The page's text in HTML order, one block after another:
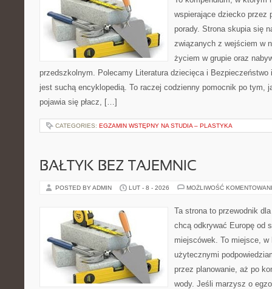
wspierające dziecko przez
porady. Strona skupia się
związanych z wejściem w
życiem w grupie oraz
przedszkolnym. Polecamy Literatura dziecięca i Bezpieczeństwo
jest suchą encyklopedią. To raczej codzienny pomocnik po tym,
pojawia się płacz, […]
CATEGORIES: EGZAMIN WSTĘPNY NA STUDIA – PLASTYKA
BAŁTYK BEZ TAJEMNIC
POSTED BY ADMIN LUT - 8 - 2026 MOŻLIWOŚĆ
Ta strona to przewodnik
chcą odkrywać Europę od
miejscówek. To miejsce,
użytecznymi
przez planowanie, aż po
wody. Jeśli marzysz o